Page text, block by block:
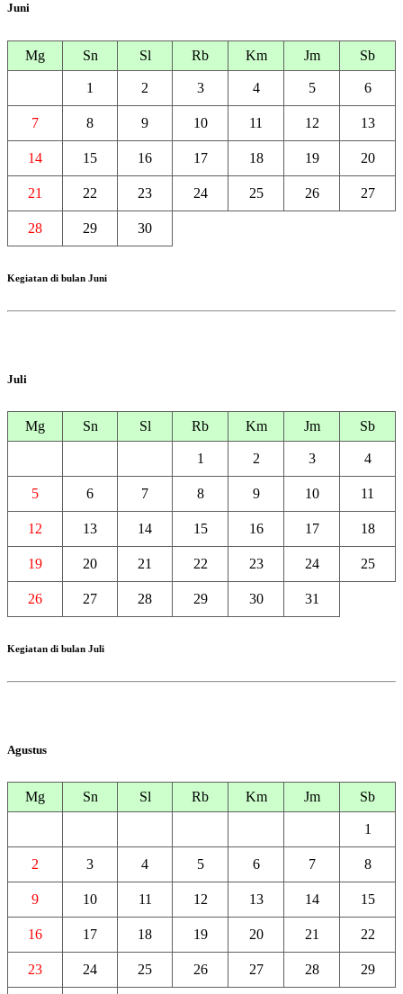
Juni
Mg Sn Sl Rb Km Jm Sb
1 2 3 4 5 6
7 8 9 10 11 12 13
14 15 16 17 18 19 20
21 22 23 24 25 26 27
28 29 30
Kegiatan di bulan Juni
Juli
Mg Sn Sl Rb Km Jm Sb
1 2 3 4
5 6 7 8 9 10 11
12 13 14 15 16 17 18
19 20 21 22 23 24 25
26 27 28 29 30 31
Kegiatan di bulan Juli
Agustus
Mg Sn Sl Rb Km Jm Sb
1
2 3 4 5 6 7 8
9 10 11 12 13 14 15
16 17 18 19 20 21 22
23 24 25 26 27 28 29